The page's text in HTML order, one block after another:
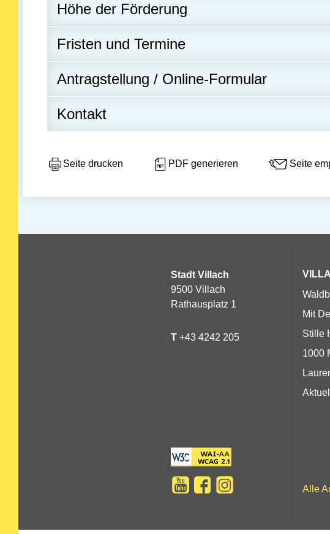
Höhe der Förderung
Fristen und Termine
Antragstellung / Online-Formular
Kontakt
Seite drucken PDF generieren Seite
Stadt Villach
9500 Villach
Rathausplatz 1
T +43 4242 205
Mit
Stille
1000
Alle